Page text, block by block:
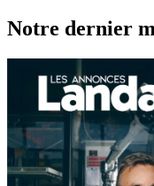
Notre dernier